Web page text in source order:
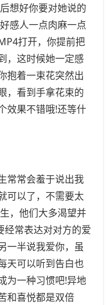
想好你要对她说的
感人一点肉麻一点
打开，你提前把
，这时候她一定感
抱着一束花突然出
，看到手拿花束的
效果不错哦!还等什
常常会羞于说出我
可以了，不需要太
，他们大多渴望并
经常表达对对方的爱
一半说我爱你，虽
天可以听到告白也
为一种习惯吧!异地
和喜悦都是双倍